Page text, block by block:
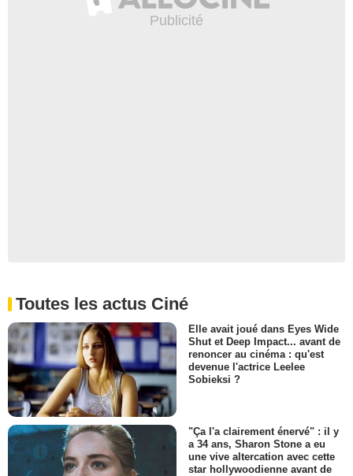
Toutes les actus Ciné
Elle avait joué dans Eyes Wide
Shut et Deep Impact... avant de
renoncer au cinéma : qu'est
devenue l'actrice Leelee
Sobieksi ?
"Ça l'a clairement énervé" : il y
a 34 ans, Sharon Stone a eu
une vive altercation avec cette
star hollywoodienne avant de